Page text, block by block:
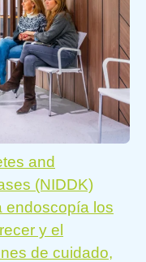
and
(NIDDK)
endoscopía los
y el
de cuidado,